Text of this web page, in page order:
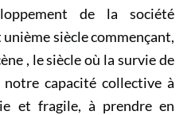
de la société
siècle commençant,
, le siècle où la survie de
notre capacité collective à
et fragile, à prendre en